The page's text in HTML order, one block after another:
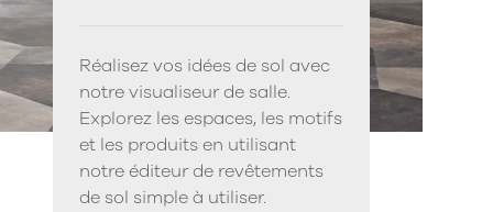
Réalisez vos idées de sol avec
notre visualiseur de salle.
Explorez les espaces, les motifs
et les produits en utilisant
notre éditeur de revêtements
de sol simple à utiliser.